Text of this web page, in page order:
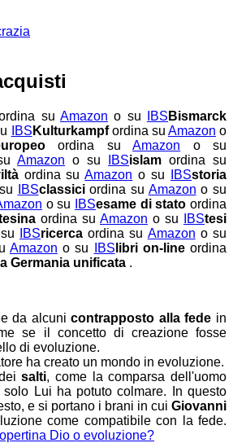
suAmazon o su IBS Bismarck
IBS Kulturkampf ordina su Amazon o
ordina suAmazon o su
Amazon o su IBSislam ordina su
ordina suAmazon o su IBSstoria
IBSclassici ordina su Amazon o su
o su IBSesame di stato ordina
ordina su Amazon o su IBStesi
IBSricerca ordina su Amazon o su
Amazon o su IBS libri on-line ordina
Germania unificata .
da alcunicontrapposto alla fede in
se il concetto di creazione fosse
di evoluzione.
ha creato un mondo in evoluzione.
deisalti, come la comparsa dell'uomo
solo Lui ha potuto colmare. In questo
e si portano i brani in cui Giovanni
come compatibile con la fede.
Dio o evoluzione?